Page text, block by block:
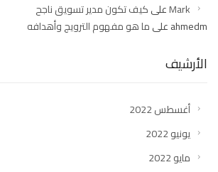
Markعلىكيف تكون مدير تسويق ناجح
ahmedmعلىما هو مفهوم الترويج وأهدافه
الأرشيف
أغسطس 2022
يونيو 2022
مايو 2022